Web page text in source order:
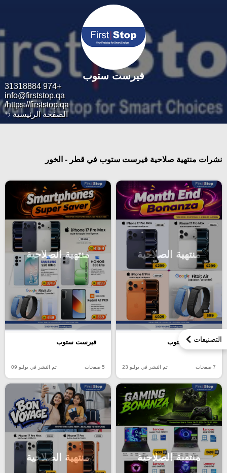
الصفحة الرئيسية
+974 31318884
info@firststop.qa
https://firststop.qa/
فيرست ستوب
التصنيفات
نشرات منتهية صلاحية فيرست ستوب في قطر - الخور
منتهية الصلاحية
فيرست ستوب
7 صفحات تم النشر في يوليو 23
منتهية الصلاحية
فيرست ستوب
5 صفحات تم النشر في يوليو 09
منتهية الصلاحية منتهية الصلاحية